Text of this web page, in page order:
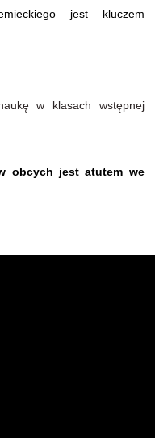
jest kluczem
w klasach wstępnej
obcych jest atutem we